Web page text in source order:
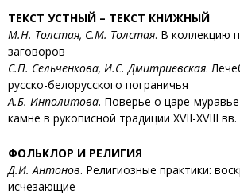
ТЕКСТ УСТНЫЙ – ТЕКСТ КНИЖНЫЙ
М.Н. Толстая, С.М. Толстая. В коллекцию
заговоров
С.П. Сельченкова, И.С. Дмитриевская.
русско-белорусского пограничья
А.Б. Инполитова. Поверье о царе-
камне в рукописной традиции XVII-XVIII вв.
ФОЛЬКЛОР И РЕЛИГИЯ
Д.И. Антонов. Религиозные практики:
исчезающие